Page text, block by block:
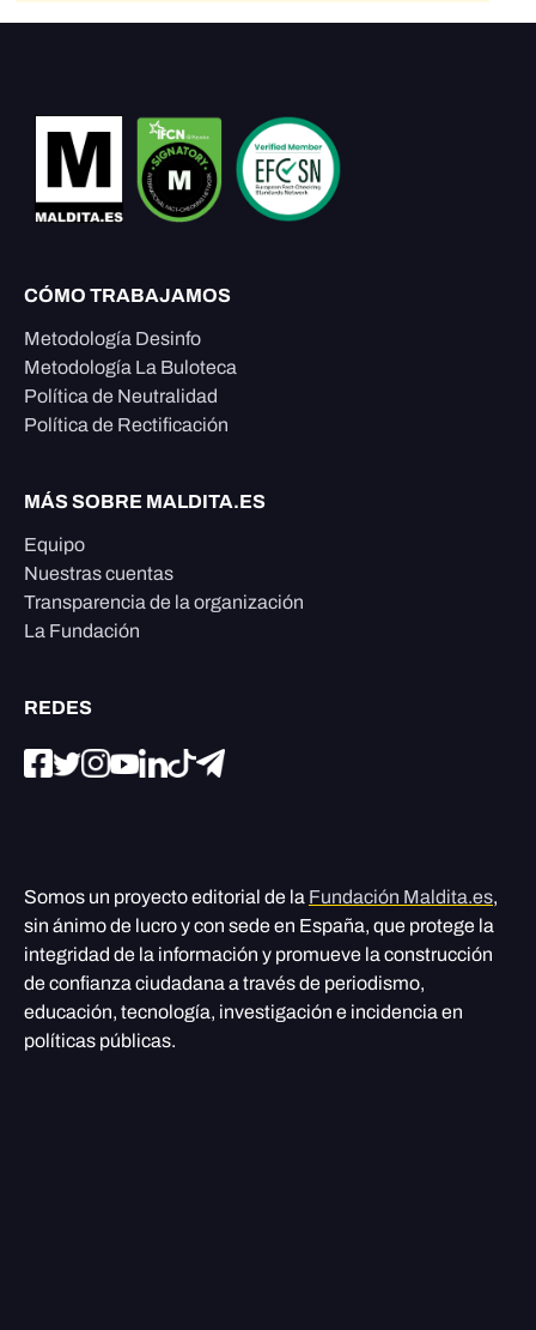
CÓMO TRABAJAMOS
Metodología Desinfo
Metodología La Buloteca
Política de Neutralidad
Política de Rectificación
MÁS SOBRE MALDITA.ES
Equipo
Nuestras cuentas
Transparencia de la organización
La Fundación
REDES
Somos un proyecto editorial de la Fundación Maldita.es,
sin ánimo de lucro y con sede en España, que protege la
integridad de la información y promueve la construcción
de confianza ciudadana a través de periodismo,
educación, tecnología, investigación e incidencia en
políticas públicas.